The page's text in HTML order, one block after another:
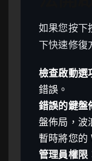
如果您按下
下快速修復
檢查啟動選
錯誤。
錯誤的鍵盤
盤佈局，波
暫時將您的
管理員權限